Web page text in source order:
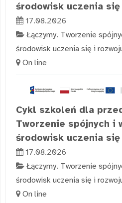
środowisk uczenia
17.08.2026
Łączymy. Tworzenie
środowisk uczenia się i
On line
Cykl szkoleń dla
Tworzenie spójnych i
środowisk uczenia
17.08.2026
Łączymy. Tworzenie
środowisk uczenia się i
On line